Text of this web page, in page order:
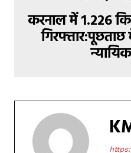
करनाल में 1.226
गिरफ्तार:पूछताछ